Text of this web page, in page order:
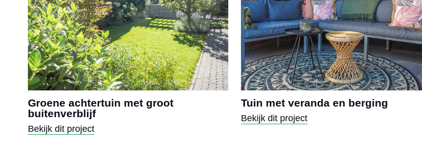
Groene achtertuin met groot
buitenverblijf
Bekijk dit project
Tuin met veranda en berging
Bekijk dit project